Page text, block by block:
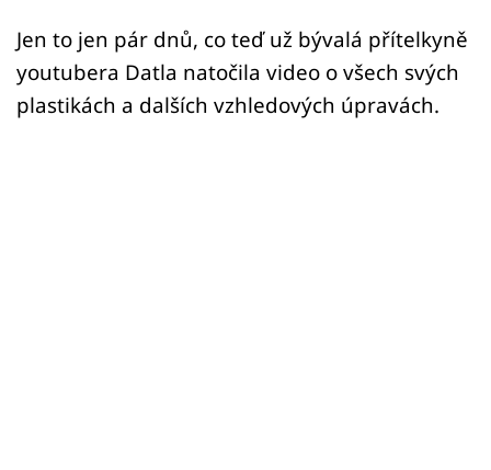
Jen to jen pár dnů, co teď už bývalá přítelkyně
youtubera Datla natočila video o všech svých
plastikách a dalších vzhledových úpravách.